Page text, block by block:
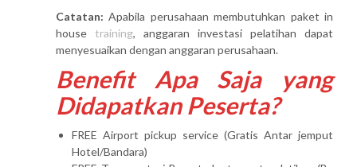
Catatan: Apabila perusahaan membutuhkan paket in
house training, anggaran investasi pelatihan dapat
menyesuaikan dengan anggaran perusahaan.
Benefit Apa Saja yang
Didapatkan Peserta?
FREE Airport pickup service (Gratis Antar jemput
Hotel/Bandara)